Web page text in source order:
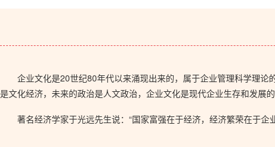
企业文化是20世纪80年代以来涌现出来的，属于企业管理科学理
是文化经济，未来的政治是人文政治，企业文化是现代企业生存和发展
著名经济学家于光远先生说：“国家富强在于经济，经济繁荣在于